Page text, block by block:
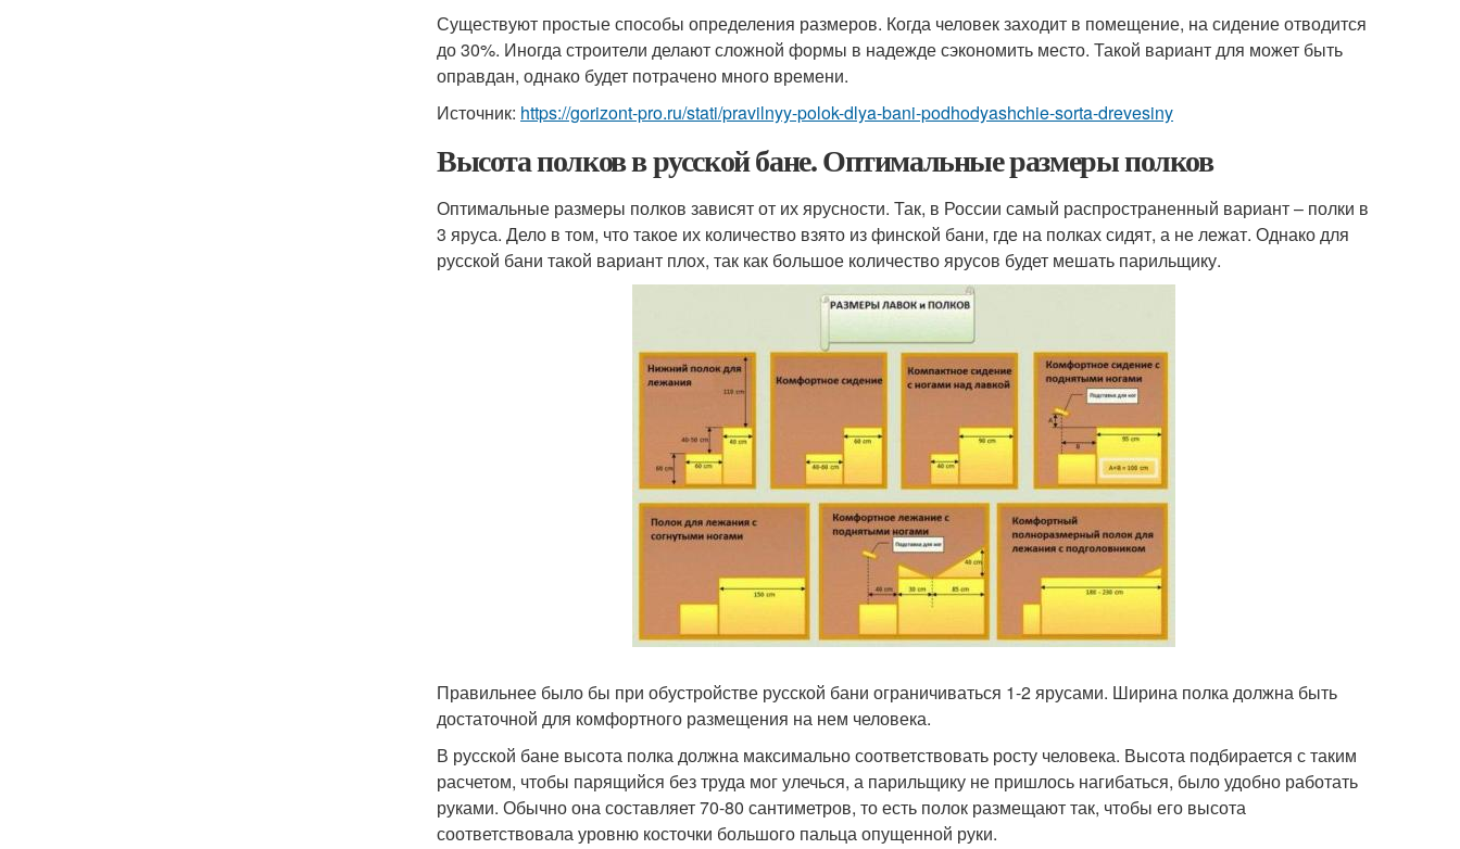
Существуют простые способы определения размеров. Когда человек заходит в помещение, на сидение отводится
до 30%. Иногда строители делают сложной формы в надежде сэкономить место. Такой вариант для может быть
оправдан, однако будет потрачено много времени.
Источник: https://gorizont-pro.ru/stati/pravilnyy-polok-dlya-bani-podhodyashchie-sorta-drevesiny
Высота полков в русской бане. Оптимальные размеры полков
Оптимальные размеры полков зависят от их ярусности. Так, в России самый распространенный вариант – полки в
3 яруса. Дело в том, что такое их количество взято из финской бани, где на полках сидят, а не лежат. Однако для
русской бани такой вариант плох, так как большое количество ярусов будет мешать парильщику.
Правильнее было бы при обустройстве русской бани ограничиваться 1-2 ярусами. Ширина полка должна быть
достаточной для комфортного размещения на нем человека.
В русской бане высота полка должна максимально соответствовать росту человека. Высота подбирается с таким
расчетом, чтобы парящийся без труда мог улечься, а парильщику не пришлось нагибаться, было удобно работать
руками. Обычно она составляет 70-80 сантиметров, то есть полок размещают так, чтобы его высота
соответствовала уровню косточки большого пальца опущенной руки.